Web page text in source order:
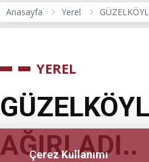
Anasayfa Yerel
YEREL
AĞIRLADI..
Çerez Kullanımı